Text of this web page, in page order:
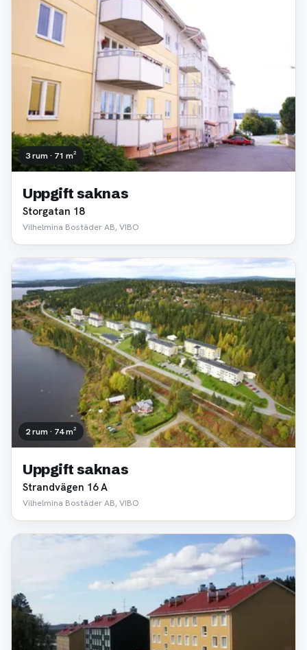
3 rum · 71 m²
Uppgift saknas
Storgatan 18
Vilhelmina Bostäder AB, VIBO
2 rum · 74 m²
Uppgift saknas
Strandvägen 16 A
Vilhelmina Bostäder AB, VIBO